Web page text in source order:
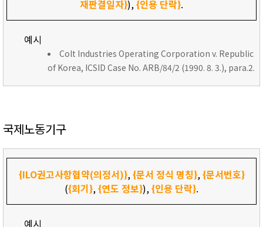
재판결일자}),{인용 단락}.
예시
Colt Industries Operating Corporation v. Republic
of Korea, ICSID Case No. ARB/84/2 (1990. 8. 3.), para.2.
국제노동기구
{ILO권고사항협약(의정서)},{문서 정식 명칭},{문서번호}
({회기},{연도 정보}),{인용 단락}.
예시